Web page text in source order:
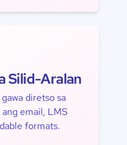
Silid-Aralan
diretso sa
email, LMS
formats.